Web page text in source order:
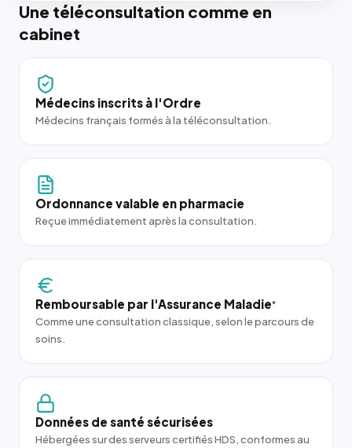
Une téléconsultation comme en
cabinet
Médecins inscrits à l'Ordre
Médecins français formés à la téléconsultation.
Ordonnance valable en pharmacie
Reçue immédiatement après la consultation.
Remboursable par l'Assurance Maladie*
Comme une consultation classique, selon le parcours de
soins.
Données de santé sécurisées
Hébergées sur des serveurs certifiés HDS, conformes au